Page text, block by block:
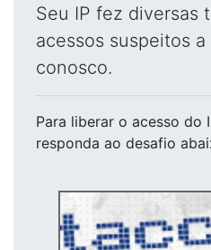
Seu IP fez diversas
acessos suspeitos
conosco.
Para liberar o acesso do
responda ao desafio